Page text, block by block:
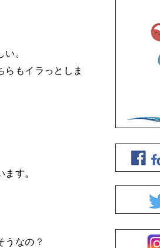
。
もイラっとしま
す。
うなの？